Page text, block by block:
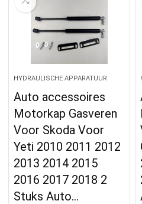
HYDRAULISCHE APPARATUUR
Auto accessoires
Motorkap Gasveren
Voor Skoda Voor
Yeti 2010 2011 2012
2013 2014 2015
2016 2017 2018 2
Stuks Auto…